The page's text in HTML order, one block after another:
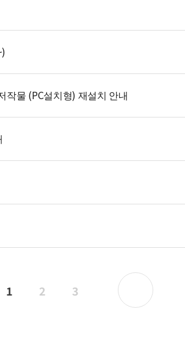
물 (PC설치형) 재설치 안내
1 2 3